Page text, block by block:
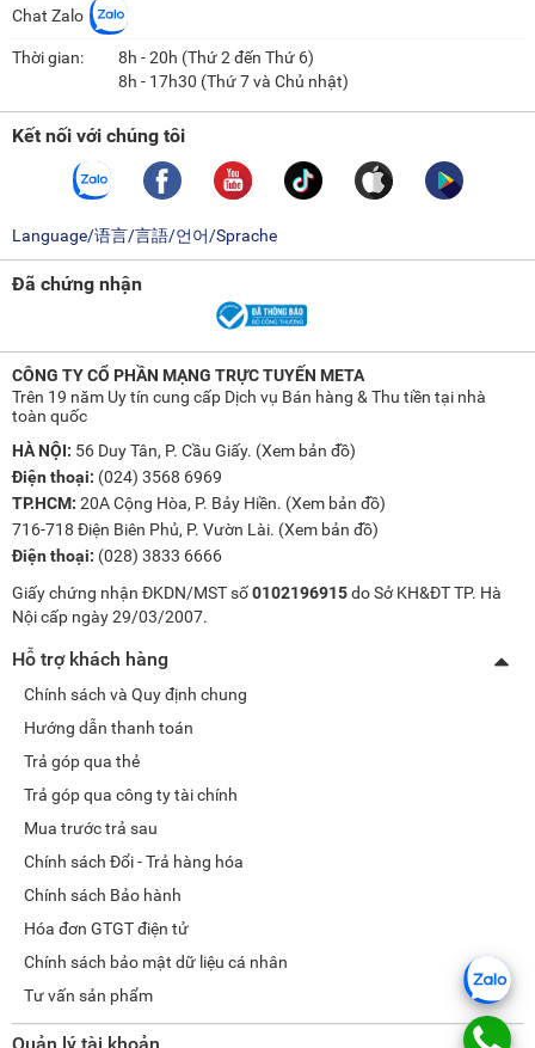
Chat Zalo
Thời gian:
8h - 20h (Thứ 2 đến Thứ 6)
8h - 17h30 (Thứ 7 và Chủ nhật)
Kết nối với chúng tôi
Language/语言/言語/언어/Sprache
Đã chứng nhận
CÔNG TY CỔ PHẦN MẠNG TRỰC TUYẾN META
Trên 19 năm Uy tín cung cấp Dịch vụ Bán hàng & Thu tiền tại nhà
toàn quốc
HÀ NỘI: 56 Duy Tân, P. Cầu Giấy. (Xem bản đồ)
Điện thoại: (024) 3568 6969
TP.HCM: 20A Cộng Hòa, P. Bảy Hiền. (Xem bản đồ)
716-718 Điện Biên Phủ, P. Vườn Lài. (Xem bản đồ)
Điện thoại: (028) 3833 6666
Giấy chứng nhận ĐKDN/MST số0102196915do Sở KH&ĐT TP. Hà
Nội cấp ngày 29/03/2007.
Hỗ trợ khách hàng
Chính sách và Quy định chung
Hướng dẫn thanh toán
Trả góp qua thẻ
Trả góp qua công ty tài chính
Mua trước trả sau
Chính sách Đổi - Trả hàng hóa
Chính sách Bảo hành
Hóa đơn GTGT điện tử
Chính sách bảo mật dữ liệu cá nhân
Tư vấn sản phẩm